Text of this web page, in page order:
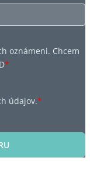
oznámeni. Chcem
*
údajov.*